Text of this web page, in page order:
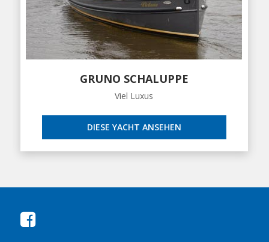
GRUNO SCHALUPPE
Viel Luxus
DIESE YACHT ANSEHEN